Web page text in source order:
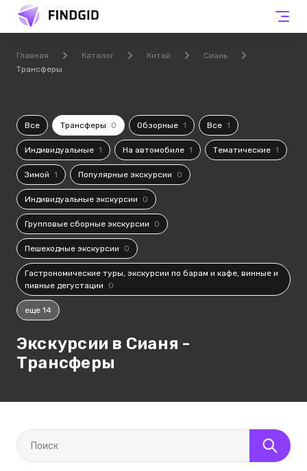
Главная Каталог Китай
Сиань
Трансферы
Все Трансферы 0 Обзорные 1 Все 1
Индивидуальные 1 На автомобиле 1 Тематические 1
Зимой 1 Популярные экскурсии 0
Индивидуальные экскурсии 0
Групповые сборные экскурсии 0
Пешеходные экскурсии 0
Гастрономические туры, экскурсии по барам и кафе, винные и
пивные дегустации
0
еще 14
Экскурсии в Сианя -
Трансферы